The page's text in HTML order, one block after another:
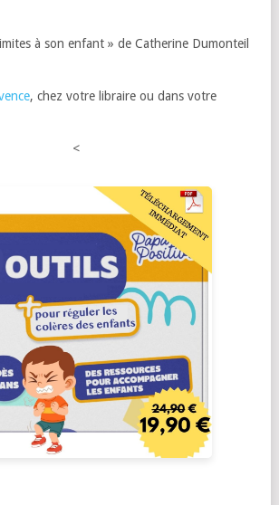
à son enfant » de Catherine Dumonteil
, chez votre libraire ou dans votre
<